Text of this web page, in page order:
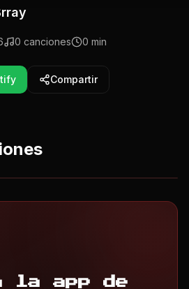
0 canciones 0 min
Compartir
la app de